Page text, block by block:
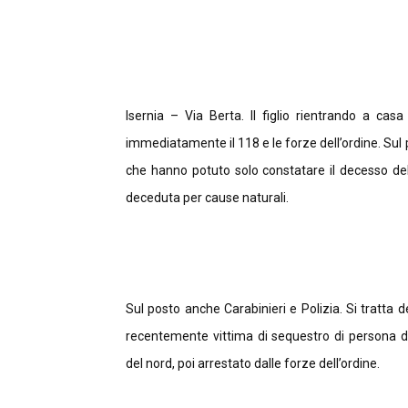
Isernia – Via Berta. Il figlio rientrando a
immediatamente il 118 e le forze dell’ordine.
che hanno potuto solo constatare il decesso
deceduta per cause naturali.
Sul posto anche Carabinieri e Polizia. Si tratta
recentemente vittima di sequestro di persona
del nord, poi arrestato dalle forze dell’ordine.